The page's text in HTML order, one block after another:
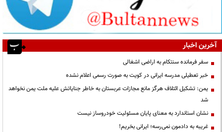
آخرین اخبار
سفر فرمانده سنتکام به اراضی اشغالی
خبر تعطیلی مدرسه ایرانی در کویت به صورت رسمی اعلام نشده
یمن: تشکیل ائتلاف هرگز مانع مجازات عربستان به خاطر جنایاتش علیه ملت یمن نخواهد
شد
نشان استاندارد به معنای پایان مسئولیت خودروساز نیست
غریبه به دادمون نمی‌رسه؛ ایرانی بخریم!